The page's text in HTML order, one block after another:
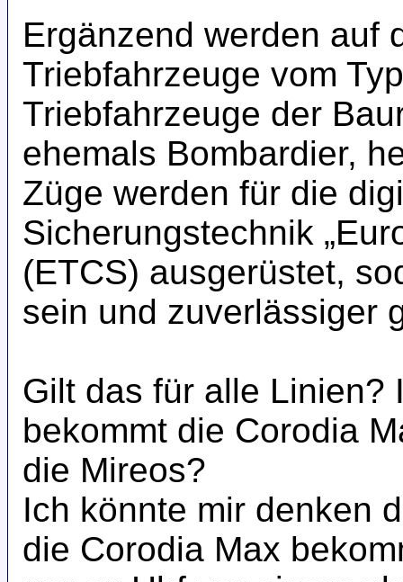
Ergänzend werden auf
Triebfahrzeuge vom
Triebfahrzeuge der
ehemals Bombardier,
Züge werden für die
Sicherungstechnik
(ETCS) ausgerüstet,
sein und zuverlässiger
Gilt das für alle Linien?
bekommt die Corodia
die Mireos?
Ich könnte mir denken
die Corodia Max